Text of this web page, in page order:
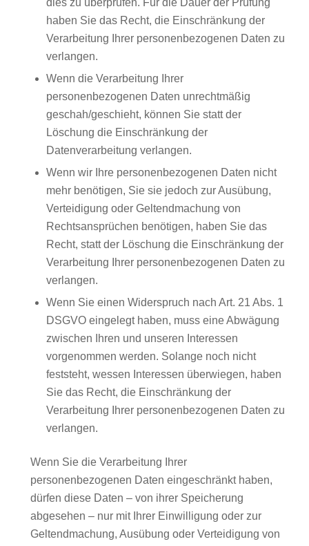
dies zu überprüfen. Für die Dauer der Prüfung
haben Sie das Recht, die Einschränkung der
Verarbeitung Ihrer personenbezogenen Daten zu
verlangen.
Wenn die Verarbeitung Ihrer
personenbezogenen Daten unrechtmäßig
geschah/geschieht, können Sie statt der
Löschung die Einschränkung der
Datenverarbeitung verlangen.
Wenn wir Ihre personenbezogenen Daten nicht
mehr benötigen, Sie sie jedoch zur Ausübung,
Verteidigung oder Geltendmachung von
Rechtsansprüchen benötigen, haben Sie das
Recht, statt der Löschung die Einschränkung der
Verarbeitung Ihrer personenbezogenen Daten zu
verlangen.
Wenn Sie einen Widerspruch nach Art. 21 Abs. 1
DSGVO eingelegt haben, muss eine Abwägung
zwischen Ihren und unseren Interessen
vorgenommen werden. Solange noch nicht
feststeht, wessen Interessen überwiegen, haben
Sie das Recht, die Einschränkung der
Verarbeitung Ihrer personenbezogenen Daten zu
verlangen.
Wenn Sie die Verarbeitung Ihrer
personenbezogenen Daten eingeschränkt haben,
dürfen diese Daten – von ihrer Speicherung
abgesehen – nur mit Ihrer Einwilligung oder zur
Geltendmachung, Ausübung oder Verteidigung von